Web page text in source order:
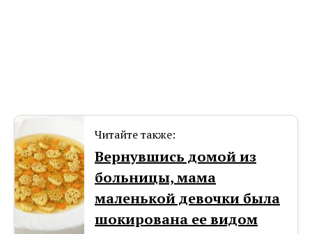
Читайте также:
Вернувшись домой из
больницы, мама
маленькой девочки была
шокирована ее видом